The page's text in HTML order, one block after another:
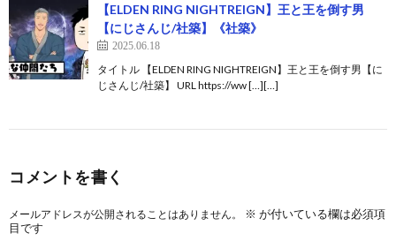
【ELDEN RING NIGHTREIGN】王と王を倒す男
【にじさんじ/社築】《社築》
2025.06.18
タイトル 【ELDEN RING NIGHTREIGN】王と王を倒す男【に
じさんじ/社築】 URL https://ww […][…]
コメントを書く
メールアドレスが公開されることはありません。 ※ が付いている欄は必須項
目です